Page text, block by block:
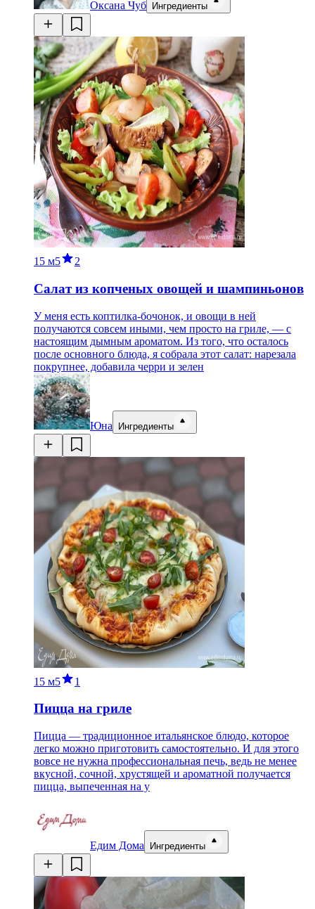
Оксана Чуб Ингредиенты
15 м5 2
Салат из копченых овощей и шампиньонов
У меня есть коптилка-бочонок, и овощи в ней
получаются совсем иными, чем просто на гриле, — с
настоящим дымным ароматом. Из того, что осталось
после основного блюда, я собрала этот салат: нарезала
покрупнее, добавила черри и зелен
Юна Ингредиенты
15 м5 1
Пицца на гриле
Пицца — традиционное итальянское блюдо, которое
легко можно приготовить самостоятельно. И для этого
вовсе не нужна профессиональная печь, ведь не менее
вкусной, сочной, хрустящей и ароматной получается
пицца, выпеченная на у
Едим Дома Ингредиенты